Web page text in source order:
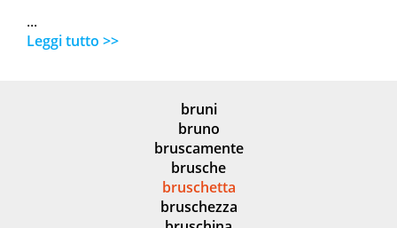
...
Leggi tutto >>
bruni
bruno
bruscamente
brusche
bruschetta
bruschezza